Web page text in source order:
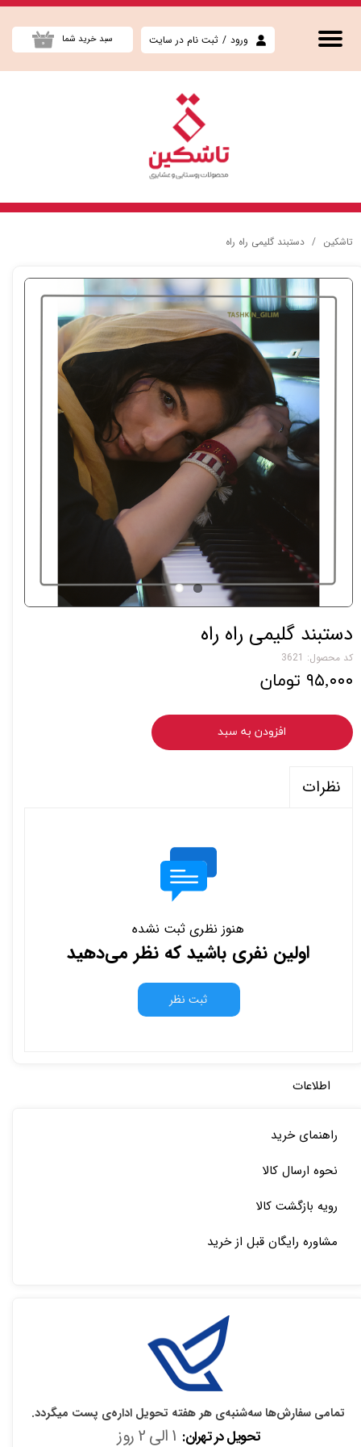
ورود / ثبت نام در سایت
حساب کاربری من
تغییر گذر واژه
خروج از حساب کاربری
۰ سبد خرید شما
تاشکین دستبند گلیمی راه راه
دستبند گلیمی راه راه
کد محصول: 3621
۹۵,۰۰۰ تومان
افزودن به سبد
نظرات
هنوز نظری ثبت نشده
اولین نفری باشید که نظر می‌دهید
ثبت نظر
راهنمای خرید
نحوه ارسال کالا
رویه بازگشت کالا
مشاوره رایگان قبل از خرید
تمامی سفارش‌ها سه‌شنبه‌ی هر هفته تحویل اداره‌ی پست میگردد.
تحویل در تهران:
اطلاعات